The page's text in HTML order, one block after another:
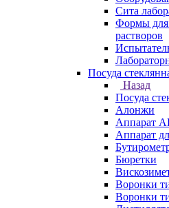
Сита
Формы для
растворов
Посуда
Назад
Посуда
Алонжи
Аппарат
Аппарат
Бюретки
Воронки
Воронки